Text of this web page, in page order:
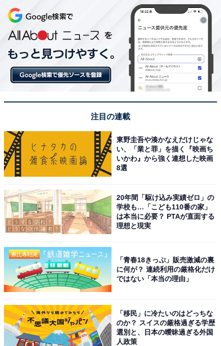
【今日チェックしたい】JBLの人気商品5選
JBL「JBLCHARGE5BLU」
JBL CHARGE5 Bluetoothスピーカー 2ウェイ・スピーカ
ー構成/USB C充電/IP67防塵防水/パッシブラジエーター搭
載/ポータブル/2021年モデル ブルー JBLCHARGE5BLU
Amazonで見る
JBL「JBLCHARGEES2」
JBL CHARGE Essential 2 ワイヤレススピーカー
Bluetooth ポータブル モバイルバッテリ機能 パッシブラ
ジエーター IPX7 防水 40W 低音 JBLCHARGEES2
Amazonで見る
注目の連載
東野圭吾や湊かなえだけじゃな
い、「業と罪」を描く『映画ち
いかわ』から強く連想した映画
8選
20年間「駆け込み実績ゼロ」の
学校も…「こども110番の家」
は本当に必要？ PTAが直面する
理想と現実
「青春18きっぷ」販売激減の裏
に何が？ 連続利用の厳格化だけ
ではない「本当の理由」
「移民」に冷たいのはどっちな
のか？ スイスの厳格過ぎる学歴
選別と、日本の曖昧過ぎる外国
人政策